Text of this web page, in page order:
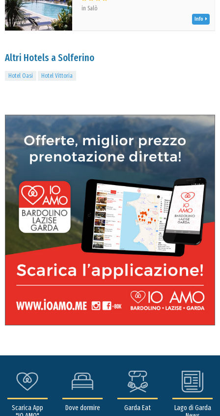
in Salò
Info
Altri Hotels a Solferino
Hotel Oasi Hotel Vittoria
Scarica App
Dove dormire Garda Eat
Lago di Garda